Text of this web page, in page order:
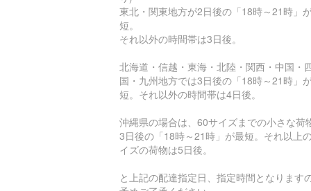
東北・関東地方が2日後の「18時～21時」
短。
それ以外の時間帯は3日後。
北海道・信越・東海・北陸・関西・中国・
国・九州地方では3日後の「18時～21時」
短。それ以外の時間帯は4日後。
沖縄県の場合は、60サイズまでの小さな荷
3日後の「18時～21時」が最短。それ以上
イズの荷物は5日後。
と上記の配達指定日、指定時間となります